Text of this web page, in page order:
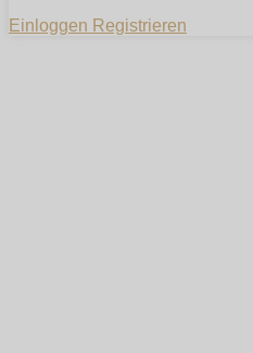
Einloggen Registrieren